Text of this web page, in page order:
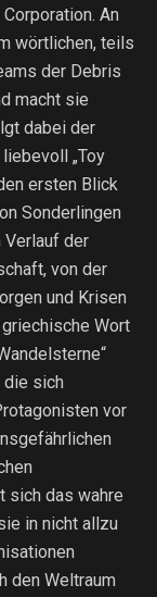
An
wörtlichen, teils
der Debris
macht sie
dabei der
„Toy
ersten Blick
Sonderlingen
Verlauf der
von der
und Krisen
Wort
die sich
vor
sich das wahre
in nicht allzu
den Weltraum